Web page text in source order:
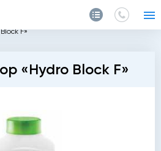
Средства защиты
F»
«Hydro Block F»